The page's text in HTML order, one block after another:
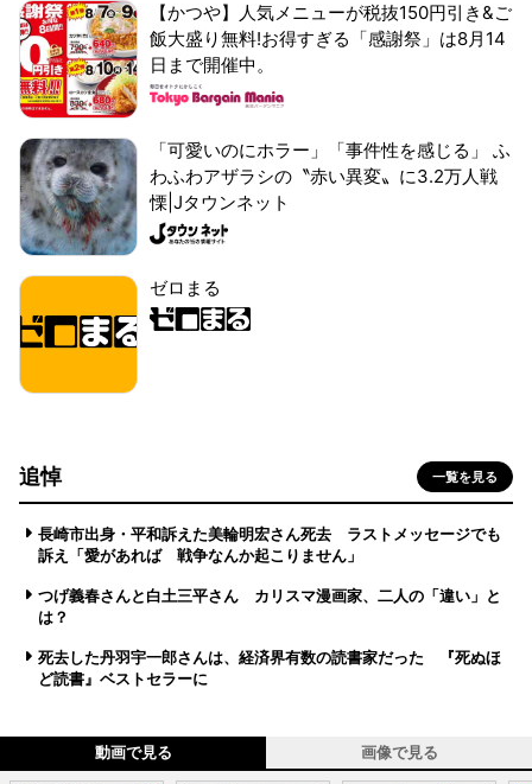
【かつや】人気メニューが税抜150円引き&ご
飯大盛り無料!お得すぎる「感謝祭」は8月14
日まで開催中。
「可愛いのにホラー」「事件性を感じる」 ふ
わふわアザラシの〝赤い異変〟に3.2万人戦
慄|Jタウンネット
ゼロまる
追悼 一覧を見る
長崎市出身・平和訴えた美輪明宏さん死去 ラストメッセージでも
訴え「愛があれば 戦争なんか起こりません」
つげ義春さんと白土三平さん カリスマ漫画家、二人の「違い」と
は？
死去した丹羽宇一郎さんは、経済界有数の読書家だった 『死ぬほ
ど読書』ベストセラーに
動画で見る 画像で見る